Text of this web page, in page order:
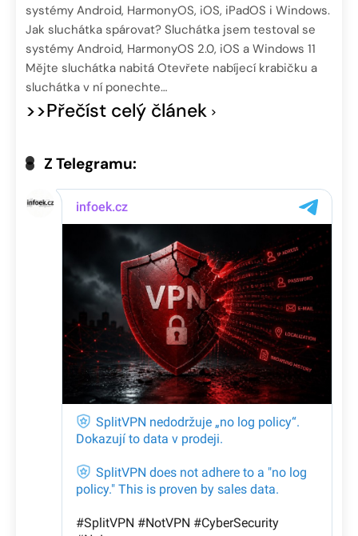
systémy Android, HarmonyOS, iOS, iPadOS i Windows.
Jak sluchátka spárovat? Sluchátka jsem testoval se
systémy Android, HarmonyOS 2.0, iOS a Windows 11
Mějte sluchátka nabitá Otevřete nabíjecí krabičku a
sluchátka v ní ponechte…
>>Přečíst celý článek
Z Telegramu: